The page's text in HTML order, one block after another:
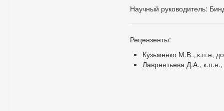
Научный руководитель:
Рецензенты:
Кузьменко М.В., к.п.н,
Лаврентьева Д.А.,